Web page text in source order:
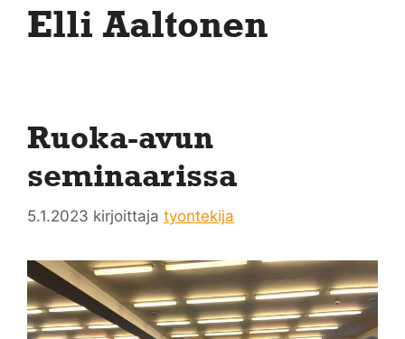
Elli Aaltonen
Ruoka-avun
seminaarissa
5.1.2023 kirjoittaja tyontekija